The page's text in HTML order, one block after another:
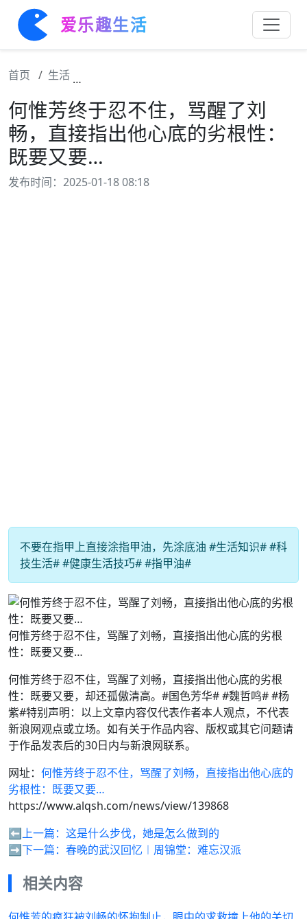
爱乐趣生活
首页 生活
何惟芳终于忍不住，骂醒了刘
畅，直接指出他心底的劣根性：
既要又要…
发布时间：2025-01-18 08:18
不要在指甲上直接涂指甲油，先涂底油 #生活知识# #科
技生活# #健康生活技巧# #指甲油#
何惟芳终于忍不住，骂醒了刘畅，直接指出他心底的劣根
性：既要又要…
何惟芳终于忍不住，骂醒了刘畅，直接指出他心底的劣根
性：既要又要，却还孤傲清高。#国色芳华# #魏哲鸣# #杨
紫#特别声明：以上文章内容仅代表作者本人观点，不代表
新浪网观点或立场。如有关于作品内容、版权或其它问题请
于作品发表后的30日内与新浪网联系。
网址： 何惟芳终于忍不住，骂醒了刘畅，直接指出他心底的
劣根性：既要又要…
https://www.alqsh.com/news/view/139868
⬅️上一篇： 这是什么步伐，她是怎么做到的
➡️下一篇： 春晚的武汉回忆︱周锦堂：难忘汉派
相关内容